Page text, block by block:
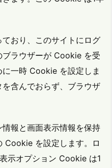
おり、このサイトにログ
ブラウザーが Cookie を受
一時 Cookie を設定しま
含んでおらず、ブラウザ
報と画面表示情報を保持
Cookie を設定します。ロ
示オプション Cookie は1